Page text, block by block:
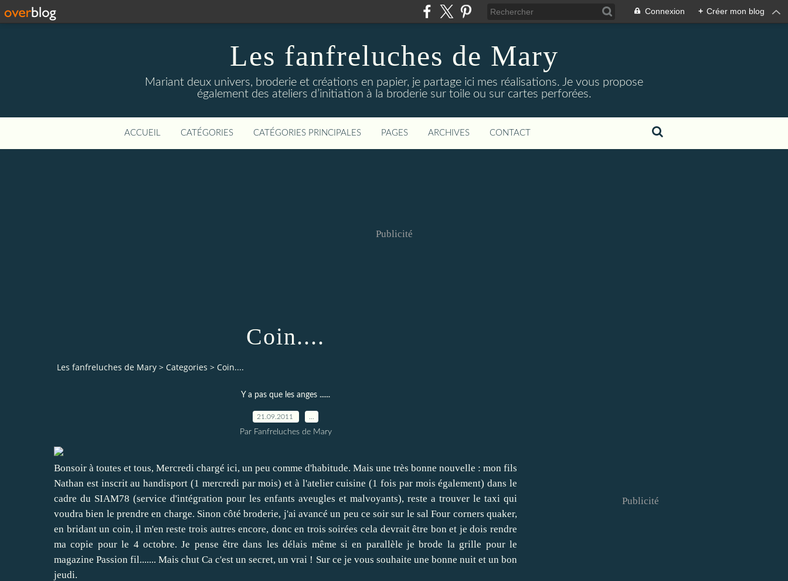
Connexion + Créer mon blog
Les fanfreluches de Mary
Mariant deux univers, broderie et créations en papier, je partage ici mes réalisations. Je vous propose
également des ateliers d’initiation à la broderie sur toile ou sur cartes perforées.
ACCUEIL CATÉGORIES CATÉGORIES PRINCIPALES PAGES ARCHIVES CONTACT
Publicité
Coin....
Les fanfreluches de Mary > Categories > Coin....
Y a pas que les anges ......
21.09.2011
Par Fanfreluches de Mary
Bonsoir à toutes et tous, Mercredi chargé ici, un peu comme d'habitude. Mais une très bonne nouvelle : mon fils
Nathan est inscrit au handisport (1 mercredi par mois) et à l'atelier cuisine (1 fois par mois également) dans le
cadre du SIAM78 (service d'intégration pour les enfants aveugles et malvoyants), reste a trouver le taxi qui
voudra bien le prendre en charge. Sinon côté broderie, j'ai avancé un peu ce soir sur le sal Four corners quaker,
en bridant un coin, il m'en reste trois autres encore, donc en trois soirées cela devrait être bon et je dois rendre
ma copie pour le 4 octobre. Je pense être dans les délais même si en parallèle je brode la grille pour le
magazine Passion fil....... Mais chut Ca c'est un secret, un vrai ! Sur ce je vous souhaite une bonne nuit et un bon
jeudi.
Publicité